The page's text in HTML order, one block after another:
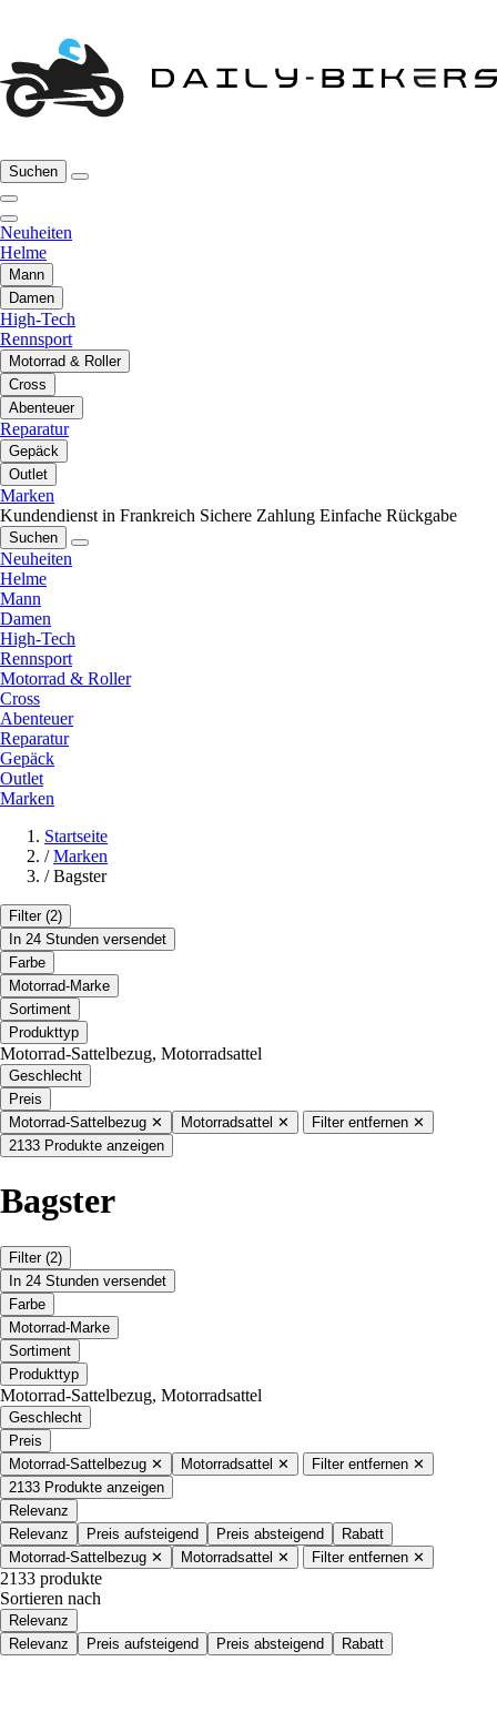
Suchen
Neuheiten
Helme
Mann
Damen
High-Tech
Rennsport
Motorrad & Roller
Cross
Abenteuer
Reparatur
Gepäck
Outlet
Marken
Kundendienst in Frankreich Sichere Zahlung Einfache Rückgabe
Suchen
Neuheiten
Helme
Mann
Damen
High-Tech
Rennsport
Motorrad & Roller
Cross
Abenteuer
Reparatur
Gepäck
Outlet
Marken
Startseite
/ Marken
/ Bagster
Filter (2)
In 24 Stunden versendet
Farbe
Motorrad-Marke
Sortiment
Produkttyp
Motorrad-Sattelbezug, Motorradsattel
Geschlecht
Preis
Motorrad-Sattelbezug ✕ Motorradsattel ✕ Filter entfernen ✕
2133 Produkte anzeigen
Bagster
Filter (2)
In 24 Stunden versendet
Farbe
Motorrad-Marke
Sortiment
Produkttyp
Motorrad-Sattelbezug, Motorradsattel
Geschlecht
Preis
Motorrad-Sattelbezug ✕ Motorradsattel ✕ Filter entfernen ✕
2133 Produkte anzeigen
Relevanz
Relevanz
Preis aufsteigend Preis absteigend
Rabatt
Motorrad-Sattelbezug ✕ Motorradsattel ✕ Filter entfernen ✕
2133 produkte
Sortieren nach
Relevanz
Relevanz
Preis aufsteigend Preis absteigend Rabatt